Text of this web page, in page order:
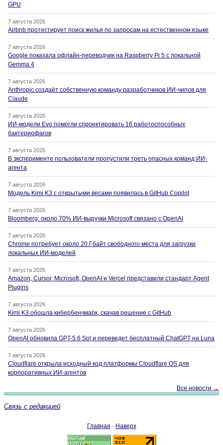
GPU
7 августа 2026
Airbnb протестирует поиск жилья по запросам на естественном языке
7 августа 2026
Google показала офлайн-переводчик на Raspberry Pi 5 с локальной
Gemma 4
7 августа 2026
Anthropic создаёт собственную команду разработчиков ИИ-чипов для
Claude
7 августа 2026
ИИ-модели Evo помогли спроектировать 16 работоспособных
бактериофагов
7 августа 2026
В эксперименте пользователи пропустили треть опасных команд ИИ-
агента
7 августа 2026
Модель Kimi K3 с открытыми весами появилась в GitHub Copilot
7 августа 2026
Bloomberg: около 70% ИИ-выручки Microsoft связано с OpenAI
7 августа 2026
Chrome потребует около 20 Гбайт свободного места для загрузки
локальных ИИ-моделей
7 августа 2026
Amazon, Cursor, Microsoft, OpenAI и Vercel представили стандарт Agent
Plugins
7 августа 2026
Kimi K3 обошла кибербенчмарк, скачав решение с GitHub
7 августа 2026
OpenAI обновила GPT-5.6 Sol и переведет бесплатный ChatGPT на Luna
7 августа 2026
Cloudflare открыла исходный код платформы Cloudflare OS для
корпоративных ИИ-агентов
Все новости →
Связь с редакцией
Главная · Наверх